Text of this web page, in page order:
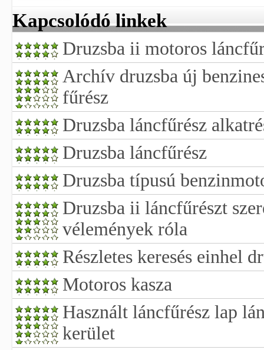
Kapcsolódó linkek
Druzsba ii motoros
Archív druzsba új
fűrész
Druzsba láncfűrész
Druzsba láncfűrész
Druzsba típusú
Druzsba ii láncfűrészt
vélemények róla
Részletes keresés einhel
Motoros kasza
Használt láncfűrész lap
kerület